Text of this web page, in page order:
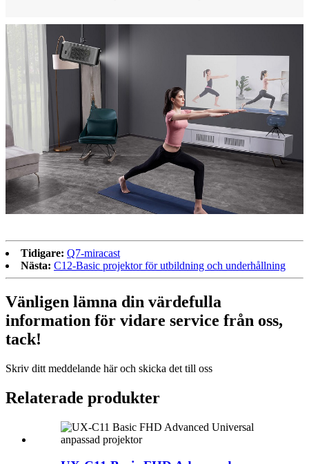
Tidigare: Q7-miracast
Nästa: C12-Basic projektor för utbildning och underhållning
Vänligen lämna din värdefulla
information för vidare service från oss,
tack!
Skriv ditt meddelande här och skicka det till oss
Relaterade produkter